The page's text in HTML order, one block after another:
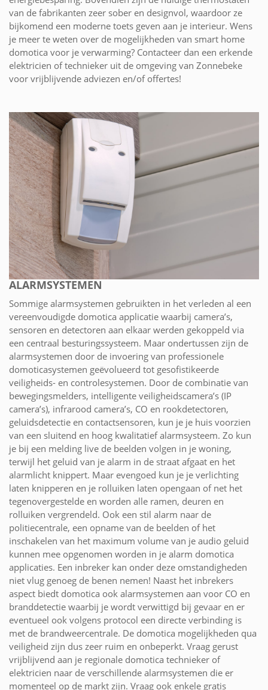
van de fabrikanten zeer sober en designvol, waardoor ze
bijkomend een moderne toets geven aan je interieur. Wens
je meer te weten over de mogelijkheden van smart home
domotica voor je verwarming? Contacteer dan een erkende
elektricien of technieker uit de omgeving van Zonnebeke
voor vrijblijvende adviezen en/of offertes!
ALARMSYSTEMEN
Sommige alarmsystemen gebruikten in het verleden al een
vereenvoudigde domotica applicatie waarbij camera’s,
sensoren en detectoren aan elkaar werden gekoppeld via
een centraal besturingssysteem. Maar ondertussen zijn de
alarmsystemen door de invoering van professionele
domoticasystemen geëvolueerd tot gesofistikeerde
veiligheids- en controlesystemen. Door de combinatie van
bewegingsmelders, intelligente veiligheidscamera’s (IP
camera’s), infrarood camera’s, CO en rookdetectoren,
geluidsdetectie en contactsensoren, kun je je huis voorzien
van een sluitend en hoog kwalitatief alarmsysteem. Zo kun
je bij een melding live de beelden volgen in je woning,
terwijl het geluid van je alarm in de straat afgaat en het
alarmlicht knippert. Maar evengoed kun je je verlichting
laten knipperen en je rolluiken laten opengaan of net het
tegenovergestelde en worden alle ramen, deuren en
rolluiken vergrendeld. Ook een stil alarm naar de
politiecentrale, een opname van de beelden of het
inschakelen van het maximum volume van je audio geluid
kunnen mee opgenomen worden in je alarm domotica
applicaties. Een inbreker kan onder deze omstandigheden
niet vlug genoeg de benen nemen! Naast het inbrekers
aspect biedt domotica ook alarmsystemen aan voor CO en
branddetectie waarbij je wordt verwittigd bij gevaar en er
eventueel ook volgens protocol een directe verbinding is
met de brandweercentrale. De domotica mogelijkheden qua
veiligheid zijn dus zeer ruim en onbeperkt. Vraag gerust
vrijblijvend aan je regionale domotica technieker of
elektricien naar de verschillende alarmsystemen die er
momenteel op de markt zijn. Vraag ook enkele gratis